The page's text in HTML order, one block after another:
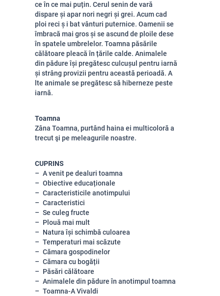
ce în ce mai puțin. Cerul senin de vară
dispare și apar nori negri și grei. Acum cad
ploi reci ș i bat vânturi puternice. Oamenii se
îmbracă mai gros și se ascund de ploile dese
în spatele umbrelelor. Toamna păsările
călătoare pleacă în țările calde. Animalele
din pădure își pregătesc culcușul pentru iarnă
și strâng provizii pentru această perioadă. A
lte animale se pregătesc să hiberneze peste
iarnă.
Toamna
Zâna Toamna, purtând haina ei multicoloră a
trecut şi pe meleagurile noastre.
CUPRINS
A venit pe dealuri toamna
Obiective educaționale
Caracteristicile anotimpului
Caracteristici
Se culeg fructe
Plouă mai mult
Natura își schimbă culoarea
Temperaturi mai scăzute
Cămara gospodinelor
Cămara cu bogății
Păsări călătoare
Animalele din pădure în anotimpul toamna
Toamna-A Vivaldi